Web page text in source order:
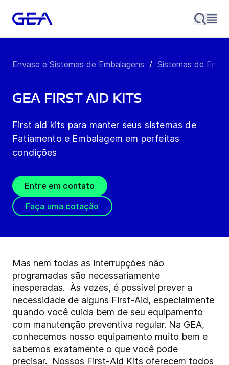
Envase e Sistemas de Embalagens / Sistemas de
GEA First Aid Kits
First aid kits para manter seus sistemas de
Fatiamento e Embalagem em perfeitas
condições
Entre em contato
Faça uma cotação
Mas nem todas as interrupções não
programadas são necessariamente
inesperadas. Às vezes, é possível prever a
necessidade de alguns First-Aid, especialmente
quando você cuida bem de seu equipamento
com manutenção preventiva regular. Na GEA,
conhecemos nosso equipamento muito bem e
sabemos exatamente o que você pode
precisar.
Nossos First-Aid Kits oferecem todos